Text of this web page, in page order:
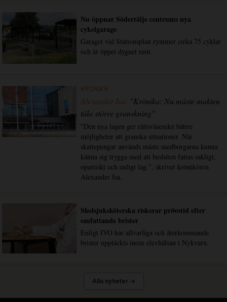
Nu öppnar Södertälje centrums nya
cykelgarage
Garaget vid Stationsplan rymmer cirka 75 cyklar
och är öppet dygnet runt.
KRÖNIKA
Alexander Isa: "Krönika: Nu måste makten
tåla större granskning"
"Den nya lagen ger rättsväsendet bättre
möjligheter att granska situationer. När
skattepengar används måste medborgarna kunna
känna sig trygga med att besluten fattas sakligt,
opartiskt och enligt lag.", skriver krönikören
Alexander Isa.
Skolsjuksköterska riskerar prövotid efter
omfattande brister
Enligt IVO har allvarliga och återkommande
brister upptäckts inom elevhälsan i Nykvarn.
Alla nyheter →